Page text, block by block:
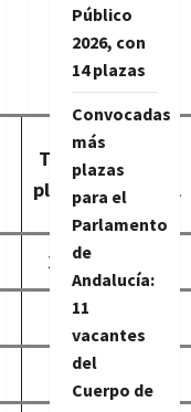
Total
plazas
general
232
Público
2026, con
14 plazas
Convocadas
más
plazas
para el
Parlamento
de
Andalucía:
11
vacantes
del
Cuerpo de